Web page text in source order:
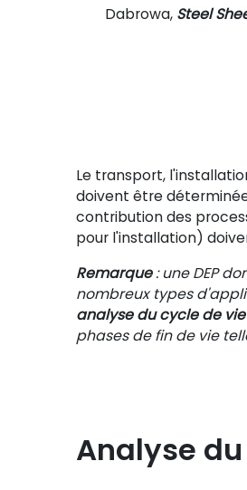
Dabrowa, Steel
Le transport,
doivent être
contribution des
pour l'installation)
Remarque: une DEP
nombreux types
analyse du cycle de
phases de fin de vie
Analyse